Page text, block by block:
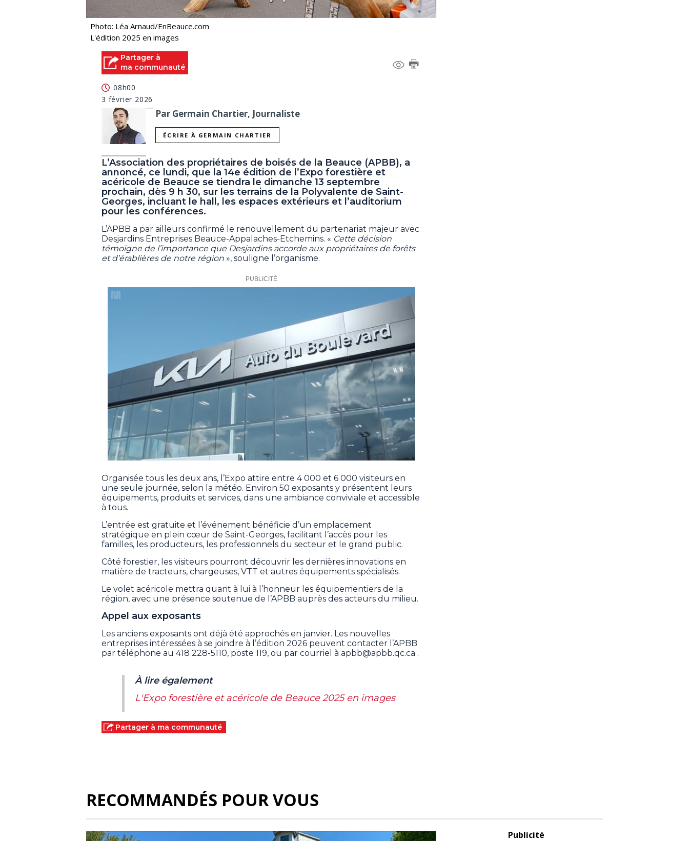
Photo: Léa Arnaud/EnBeauce.com
L'édition 2025 en images
Partager à
ma communauté
08h00
3 février 2026
Par Germain Chartier, Journaliste
ÉCRIRE À GERMAIN CHARTIER
L’Association des propriétaires de boisés de la Beauce (APBB), a
annoncé, ce lundi, que la 14e édition de l’Expo forestière et
acéricole de Beauce se tiendra le dimanche 13 septembre
prochain, dès 9 h 30, sur les terrains de la Polyvalente de Saint-
Georges, incluant le hall, les espaces extérieurs et l’auditorium
pour les conférences.
L’APBB a par ailleurs confirmé le renouvellement du partenariat majeur avec
Desjardins Entreprises Beauce-Appalaches-Etchemins. « Cette décision
témoigne de l’importance que Desjardins accorde aux propriétaires de forêts
et d’érablières de notre région », souligne l’organisme.
Organisée tous les deux ans, l’Expo attire entre 4 000 et 6 000 visiteurs en
une seule journée, selon la météo. Environ 50 exposants y présentent leurs
équipements, produits et services, dans une ambiance conviviale et accessible
à tous.
L’entrée est gratuite et l’événement bénéficie d’un emplacement
stratégique en plein cœur de Saint-Georges, facilitant l’accès pour les
familles, les producteurs, les professionnels du secteur et le grand public.
Côté forestier, les visiteurs pourront découvrir les dernières innovations en
matière de tracteurs, chargeuses, VTT et autres équipements spécialisés.
Le volet acéricole mettra quant à lui à l’honneur les équipementiers de la
région, avec une présence soutenue de l’APBB auprès des acteurs du milieu.
Appel aux exposants
Les anciens exposants ont déjà été approchés en janvier. Les nouvelles
entreprises intéressées à se joindre à l’édition 2026 peuvent contacter l’APBB
par téléphone au 418 228-5110, poste 119, ou par courriel à apbb@apbb.qc.ca .
À lire également
L'Expo forestière et acéricole de Beauce 2025 en images
Partager à ma communauté
RECOMMANDÉS POUR VOUS
Publicité